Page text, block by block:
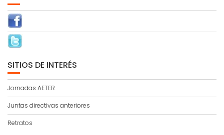
SITIOS DE INTERÉS
Jornadas AETER
Juntas directivas anteriores
Retratos